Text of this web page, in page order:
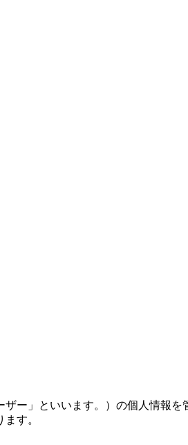
ー」といいます。）の個人情報
す。